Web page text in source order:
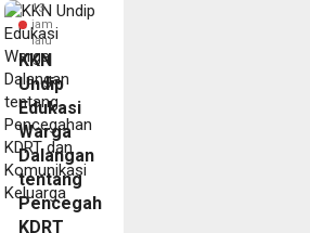
13
jam
lalu
KKN
Undip
Edukasi
Warga
Dalangan
tentang
Pencegahan
KDRT